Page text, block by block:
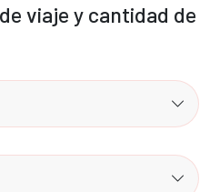
viaje y cantidad de